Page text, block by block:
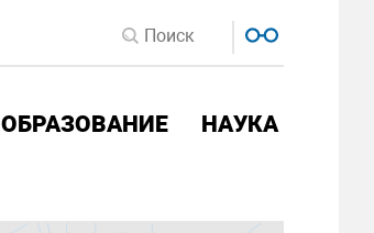
ОБРАЗОВАНИЕ НАУКА